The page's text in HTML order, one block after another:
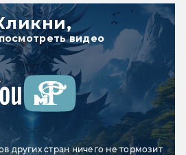
видео
других стран ничего не тормозит